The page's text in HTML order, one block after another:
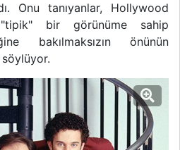
Onu tanıyanlar, Hollywood
bir görünüme sahip
bakılmaksızın önünün
söylüyor.